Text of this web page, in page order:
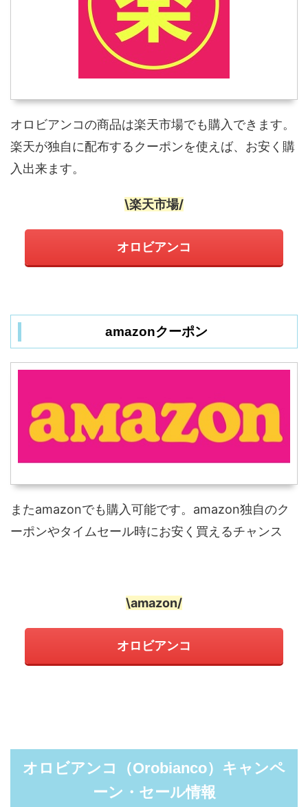
オロビアンコの商品は楽天市場でも購入できます。
楽天が独自に配布するクーポンを使えば、お安く購
入出来ます。
\楽天市場/
オロビアンコ
amazonクーポン
またamazonでも購入可能です。amazon独自のク
ーポンやタイムセール時にお安く買えるチャンス
\amazon/
オロビアンコ
オロビアンコ（Orobianco）キャンペ
ーン・セール情報